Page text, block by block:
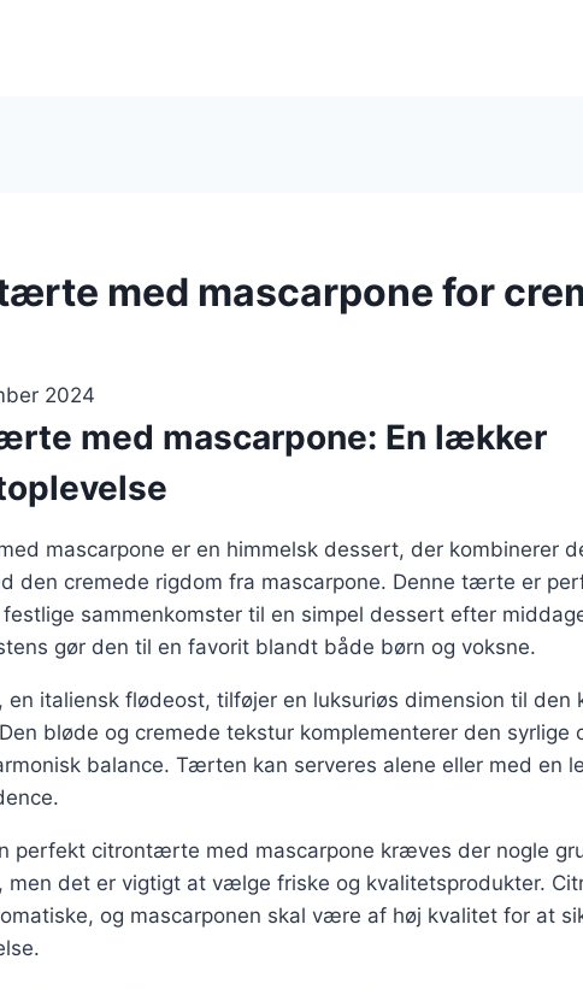
med mascarpone for
2024
med mascarpone: En lækker
mascarpone er en himmelsk dessert, der kombinerer
den cremede rigdom fra mascarpone. Denne tærte er
sammenkomster til en simpel dessert efter
gør den til en favorit blandt både børn og voksne.
en italiensk flødeost, tilføjer en luksuriøs dimension til den
bløde og cremede tekstur komplementerer den syrlige
balance. Tærten kan serveres alene eller med en
perfekt citrontærte med mascarpone kræves der nogle
men det er vigtigt at vælge friske og kvalitetsprodukter.
og mascarponen skal være af høj kvalitet for at